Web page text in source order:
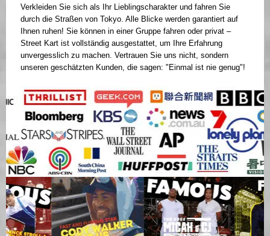
Verkleiden Sie sich als Ihr Lieblingscharakter und fahren Sie
durch die Straßen von Tokyo. Alle Blicke werden garantiert auf
Ihnen ruhen! Sie können in einer Gruppe fahren oder privat –
Street Kart ist vollständig ausgestattet, um Ihre Erfahrung
unvergesslich zu machen. Vertrauen Sie uns nicht, sondern
unseren geschätzten Kunden, die sagen: "Einmal ist nie genug"!